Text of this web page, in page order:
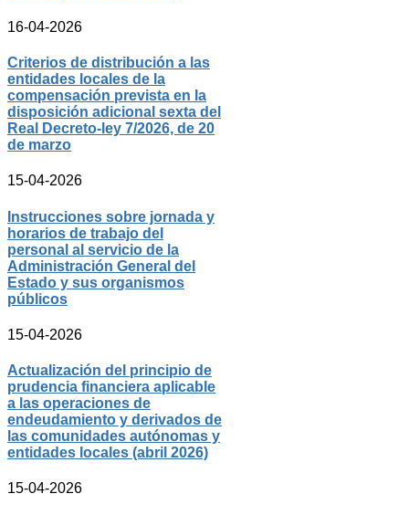
16-04-2026
Criterios de distribución a las
entidades locales de la
compensación prevista en la
disposición adicional sexta del
Real Decreto-ley 7/2026, de 20
de marzo
15-04-2026
Instrucciones sobre jornada y
horarios de trabajo del
personal al servicio de la
Administración General del
Estado y sus organismos
públicos
15-04-2026
Actualización del principio de
prudencia financiera aplicable
a las operaciones de
endeudamiento y derivados de
las comunidades autónomas y
entidades locales (abril 2026)
15-04-2026